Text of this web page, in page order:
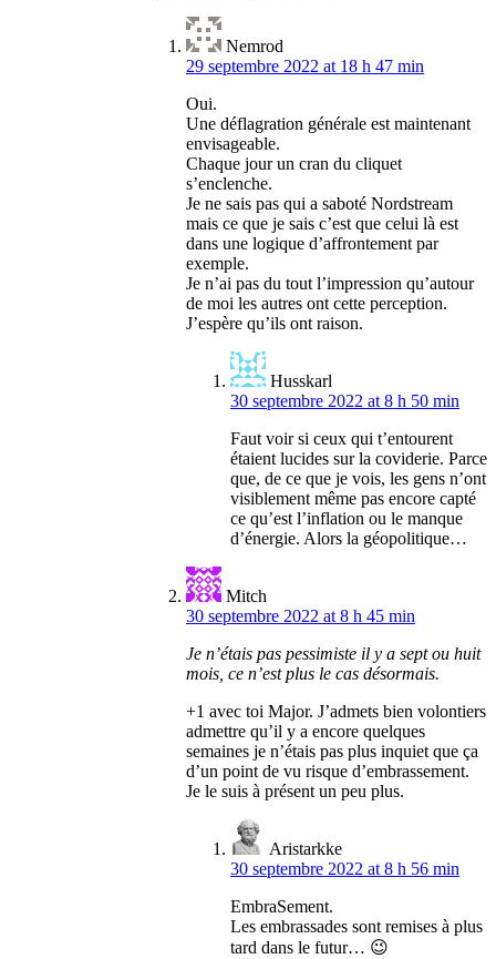
Nemrod
29 septembre 2022 at 18 h 47 min
Oui.
Une déflagration générale est maintenant
envisageable.
Chaque jour un cran du cliquet
s’enclenche.
Je ne sais pas qui a saboté Nordstream
mais ce que je sais c’est que celui là est
dans une logique d’affrontement par
exemple.
Je n’ai pas du tout l’impression qu’autour
de moi les autres ont cette perception.
J’espère qu’ils ont raison.
Husskarl
30 septembre 2022 at 8 h 50 min
Faut voir si ceux qui t’entourent
étaient lucides sur la coviderie. Parce
que, de ce que je vois, les gens n’ont
visiblement même pas encore capté
ce qu’est l’inflation ou le manque
d’énergie. Alors la géopolitique…
Mitch
30 septembre 2022 at 8 h 45 min
Je n’étais pas pessimiste il y a sept ou huit
mois, ce n’est plus le cas désormais.
+1 avec toi Major. J’admets bien volontiers
admettre qu’il y a encore quelques
semaines je n’étais pas plus inquiet que ça
d’un point de vu risque d’embrassement.
Je le suis à présent un peu plus.
Aristarkke
30 septembre 2022 at 8 h 56 min
EmbraSement.
Les embrassades sont remises à plus
tard dans le futur… 😉